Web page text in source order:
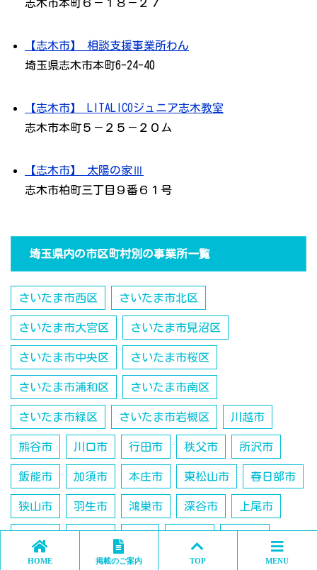
志木市本町６－１８－２７
【志木市】 相談支援事業所わん
埼玉県志木市本町6-24-40
【志木市】 LITALICOジュニア志木教室
志木市本町５－２５－２０ム
【志木市】 太陽の家Ⅲ
志木市柏町三丁目９番６１号
埼玉県内の市区町村別の事業所一覧
さいたま市西区 さいたま市北区
さいたま市大宮区 さいたま市見沼区
さいたま市中央区 さいたま市桜区
さいたま市浦和区 さいたま市南区
さいたま市緑区 さいたま市岩槻区 川越市
熊谷市 川口市 行田市 秩父市 所沢市
飯能市 加須市 本庄市 東松山市 春日部市
狭山市 羽生市 鴻巣市 深谷市 上尾市
鶴ヶ島市 朝霞市 志木市 和光市 新座市
HOME 掲載のご案内 TOP MENU